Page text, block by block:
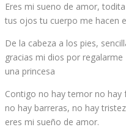
Eres mi sueno de amor,
tus ojos tu cuerpo me hacen
De la cabeza a los pies,
gracias mi dios por regalarme
una princesa
Contigo no hay temor no hay
no hay barreras, no hay
eres mi sueño de amor.